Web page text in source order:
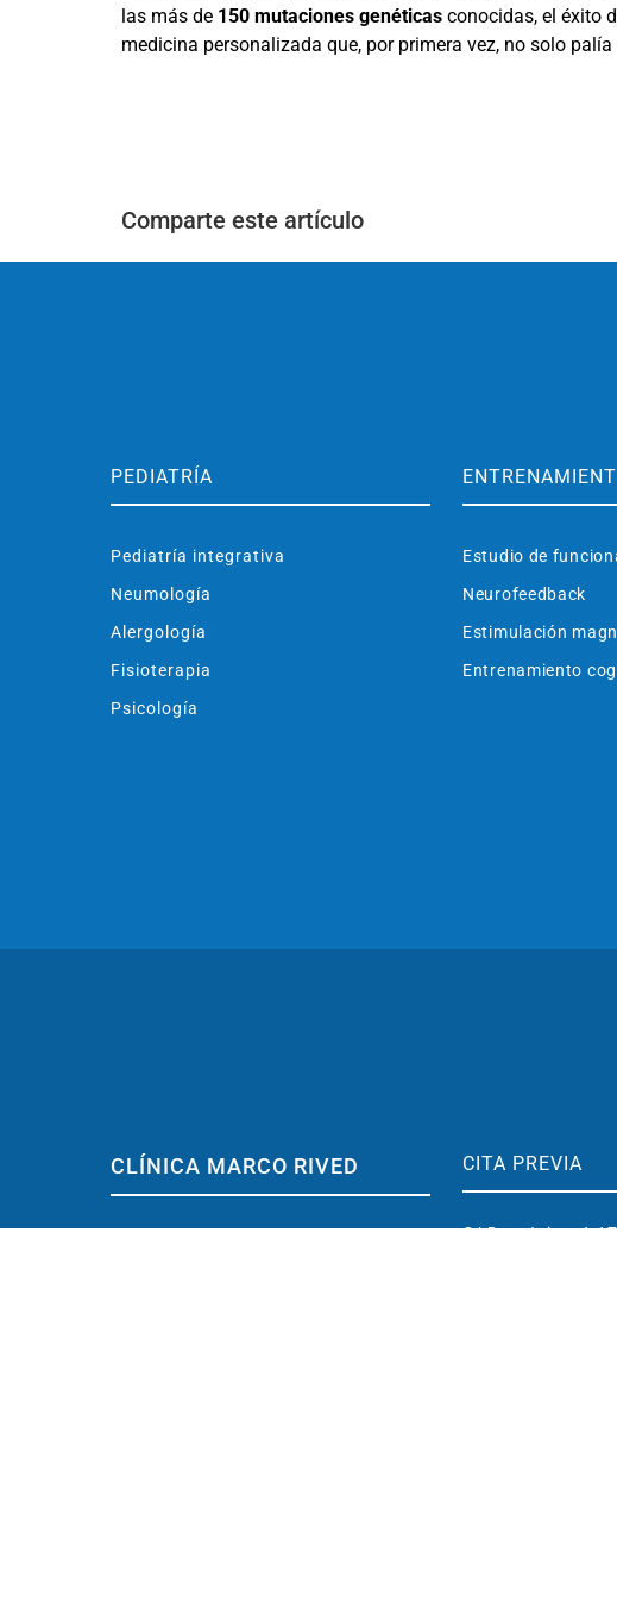
las más de 150 mutaciones genéticasconocidas, el éxito
medicina personalizada que, por primera vez, no solo
Comparte este artículo
PEDIATRÍA
Pediatría integrativa
Neumología
Alergología
Fisioterapia
Psicología
Estudio de
Neurofeedback
Estimulación
Entrenamiento
CLÍNICA MARCO RIVED CITA PREVIA
C/ Don Jaime 1